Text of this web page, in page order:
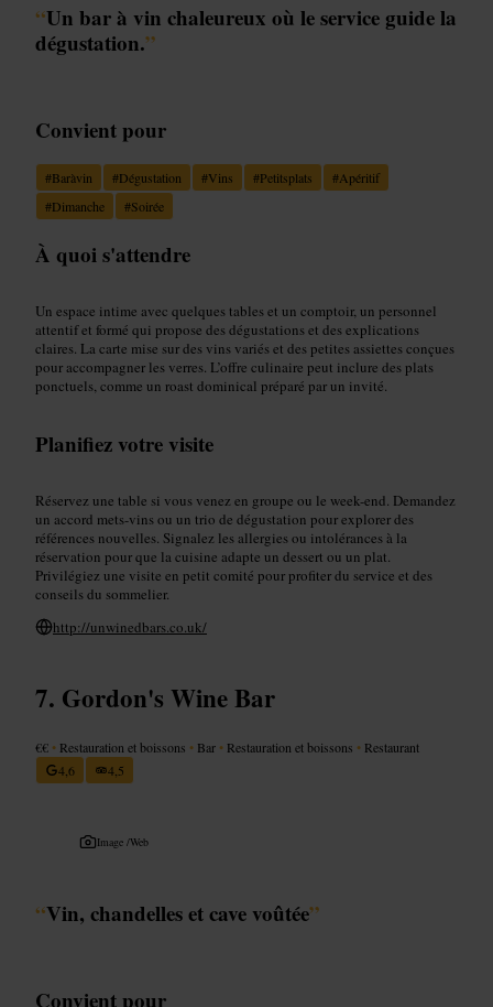
“Un bar à vin chaleureux où le service guide la
dégustation.”
Convient pour
#Baràvin #Dégustation #Vins #Petitsplats #Apéritif
#Dimanche #Soirée
À quoi s'attendre
Un espace intime avec quelques tables et un comptoir, un personnel
attentif et formé qui propose des dégustations et des explications
claires. La carte mise sur des vins variés et des petites assiettes conçues
pour accompagner les verres. L’offre culinaire peut inclure des plats
ponctuels, comme un roast dominical préparé par un invité.
Planifiez votre visite
Réservez une table si vous venez en groupe ou le week-end. Demandez
un accord mets-vins ou un trio de dégustation pour explorer des
références nouvelles. Signalez les allergies ou intolérances à la
réservation pour que la cuisine adapte un dessert ou un plat.
Privilégiez une visite en petit comité pour profiter du service et des
conseils du sommelier.
http://unwinedbars.co.uk/
Gordon's Wine Bar
€€ • Restauration et boissons • Bar • Restauration et boissons • Restaurant
4,6
4,5
Image /Web
“Vin, chandelles et cave voûtée”
Convient pour